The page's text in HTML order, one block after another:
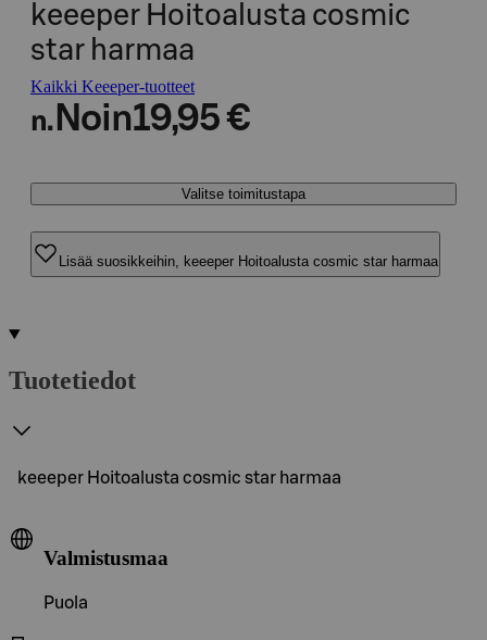
keeeper Hoitoalusta cosmic
star harmaa
Kaikki Keeeper-tuotteet
n. Noin19,95 €
Valitse toimitustapa
Lisää suosikkeihin, keeeper Hoitoalusta cosmic star harmaa
Tuotetiedot
keeeper Hoitoalusta cosmic star harmaa
Valmistusmaa
Puola